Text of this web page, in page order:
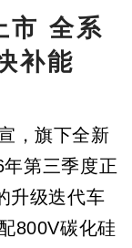
市 全系
补能
，旗下全新
第三季度正
升级迭代车
800V碳化硅